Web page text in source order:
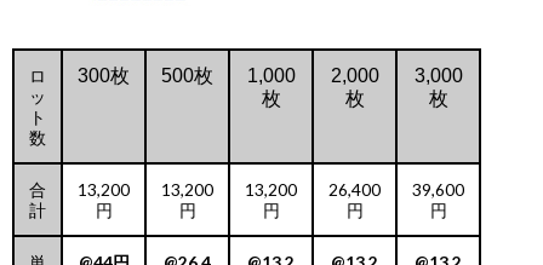
ロ
ッ
ト
数
300枚 500枚
1,000
枚
2,000
枚
3,000
枚
合
計
13,200
円
13,200
円
13,200
円
26,400
円
39,600
円